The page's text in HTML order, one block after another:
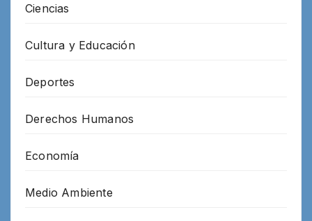
Ciencias
Cultura y Educación
Deportes
Derechos Humanos
Economía
Medio Ambiente